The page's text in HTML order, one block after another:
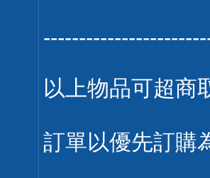
以上物品可超商
訂單以優先訂購